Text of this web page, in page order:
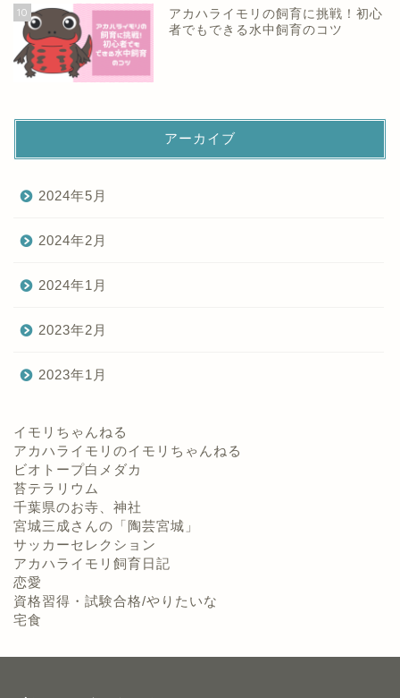
10
アカハライモリの飼育に挑戦！初心
者でもできる水中飼育のコツ
アーカイブ
2024年5月
2024年2月
2024年1月
2023年2月
2023年1月
イモリちゃんねる
アカハライモリのイモリちゃんねる
ビオトープ白メダカ
苔テラリウム
千葉県のお寺、神社
宮城三成さんの「陶芸宮城」
サッカーセレクション
アカハライモリ飼育日記
恋愛
資格習得・試験合格/やりたいな
宅食